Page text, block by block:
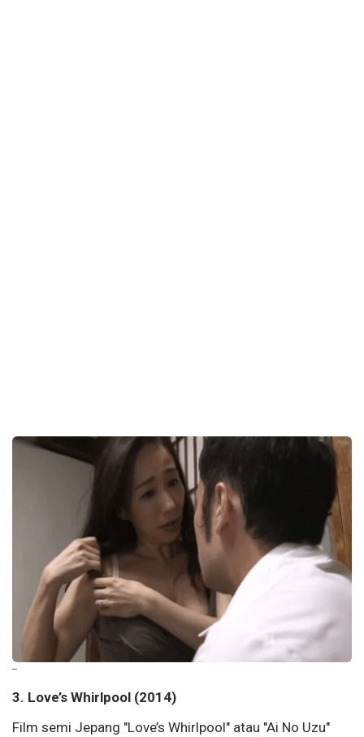
--
3. Love’s Whirlpool (2014)
Film semi Jepang "Love’s Whirlpool" atau "Ai No Uzu"